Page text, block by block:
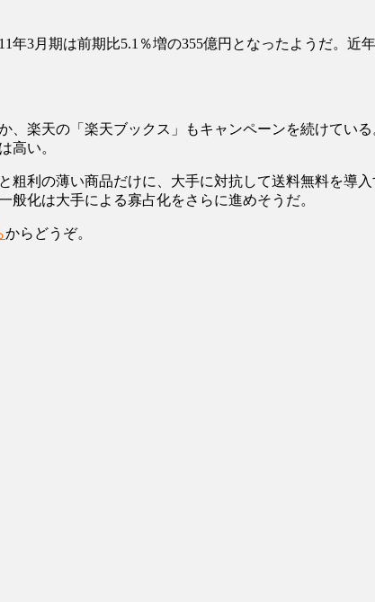
年3月期は前期比5.1％増の355億円となったようだ。
、楽天の「楽天ブックス」もキャンペーンを続けてい
高い。
粗利の薄い商品だけに、大手に対抗して送料無料を導
化は大手による寡占化をさらに進めそうだ。
からどうぞ。